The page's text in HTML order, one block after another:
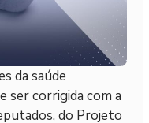
da saúde
ser corrigida com a
do Projeto